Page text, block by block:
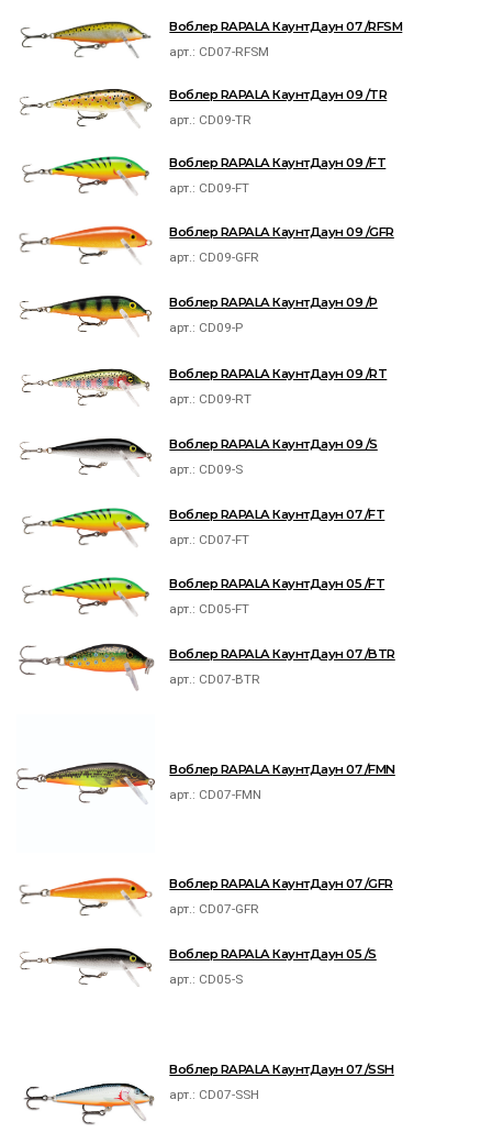
Воблер RAPALA КаунтДаун 07 /RFSM
арт.: CD07-RFSM
Воблер RAPALA КаунтДаун 09 /TR
арт.: CD09-TR
Воблер RAPALA КаунтДаун 09 /FT
арт.: CD09-FT
Воблер RAPALA КаунтДаун 09 /GFR
арт.: CD09-GFR
Воблер RAPALA КаунтДаун 09 /P
арт.: CD09-P
Воблер RAPALA КаунтДаун 09 /RT
арт.: CD09-RT
Воблер RAPALA КаунтДаун 09 /S
арт.: CD09-S
Воблер RAPALA КаунтДаун 07 /FT
арт.: CD07-FT
Воблер RAPALA КаунтДаун 05 /FT
арт.: CD05-FT
Воблер RAPALA КаунтДаун 07 /BTR
арт.: CD07-BTR
Воблер RAPALA КаунтДаун 07 /FMN
арт.: CD07-FMN
Воблер RAPALA КаунтДаун 07 /GFR
арт.: CD07-GFR
Воблер RAPALA КаунтДаун 05 /S
арт.: CD05-S
Воблер RAPALA КаунтДаун 07 /SSH
арт.: CD07-SSH